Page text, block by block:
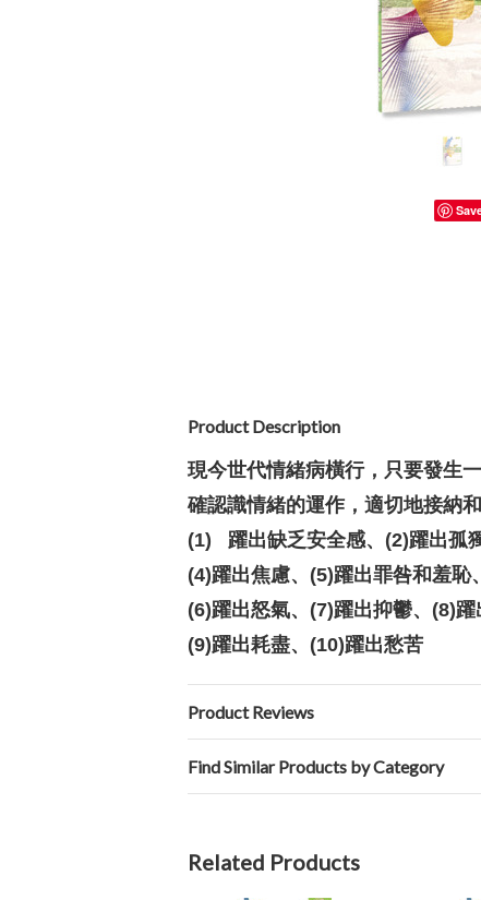
Product Description
現今世代情緒病橫行，只要發生
確認識情緒的運作，適切地接納
(1) 躍出缺乏安全感、(2)躍出孤
(4)躍出焦慮、(5)躍出罪咎和羞恥、
(6)躍出怒氣、(7)躍出抑鬱、(8)躍
(9)躍出耗盡、(10)躍出愁苦
Product Reviews
Find Similar Products by Category
Related Products